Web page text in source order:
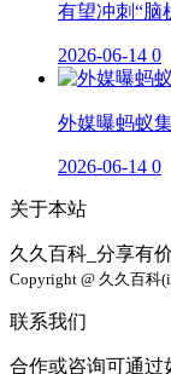
有望冲刺“脑
2026-06-14 0
外媒曝蚂蚁
2026-06-14 0
关于本站
久久百科_分享有
Copyright @ 久久百科
联系我们
合作或咨询可通过